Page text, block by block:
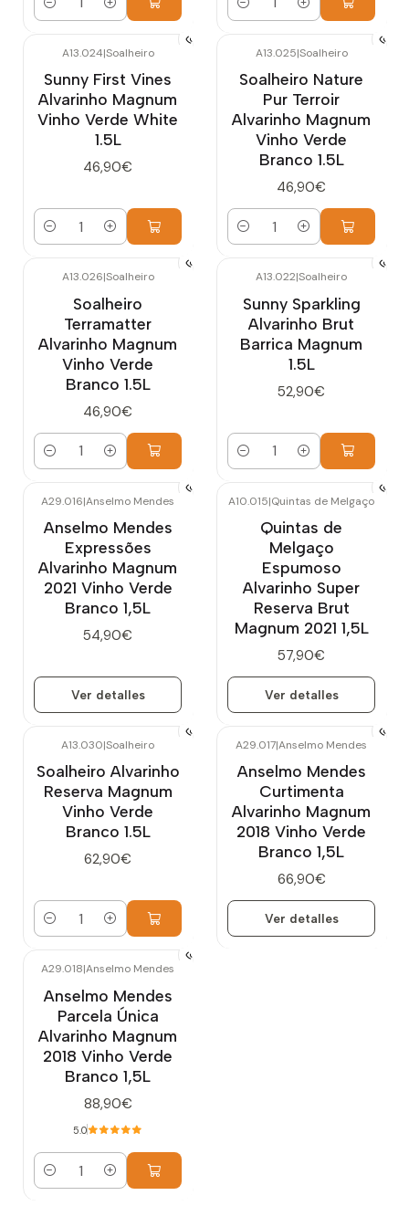
Cantidad Cantidad
A13.024|Soalheiro
Sunny First Vines
Alvarinho Magnum
Vinho Verde White
1.5L
46,90€
Cantidad
A13.025|Soalheiro
Soalheiro Nature
Pur Terroir
Alvarinho Magnum
Vinho Verde
Branco 1.5L
46,90€
Cantidad
A13.026|Soalheiro
Soalheiro
Terramatter
Alvarinho Magnum
Vinho Verde
Branco 1.5L
46,90€
Cantidad
A13.022|Soalheiro
Sunny Sparkling
Alvarinho Brut
Barrica Magnum
1.5L
52,90€
Cantidad
A29.016|Anselmo Mendes
Anselmo Mendes
Expressões
Alvarinho Magnum
2021 Vinho Verde
Branco 1,5L
54,90€
Ver detalles
A10.015|Quintas de Melgaço
Quintas de
Melgaço
Espumoso
Alvarinho Super
Reserva Brut
Magnum 2021 1,5L
57,90€
Ver detalles
A13.030|Soalheiro
Soalheiro Alvarinho
Reserva Magnum
Vinho Verde
Branco 1.5L
62,90€
Cantidad
A29.017|Anselmo Mendes
Anselmo Mendes
Curtimenta
Alvarinho Magnum
2018 Vinho Verde
Branco 1,5L
66,90€
Ver detalles
A29.018|Anselmo Mendes
Anselmo Mendes
Parcela Única
Alvarinho Magnum
2018 Vinho Verde
Branco 1,5L
88,90€
5.0
Cantidad